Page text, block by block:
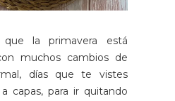
la primavera está
muchos cambios de
días que te vistes
capas, para ir quitando